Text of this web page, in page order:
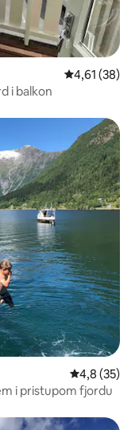
Prosječna
4,61 (38)
i balkon
Prosječna
4,8 (35)
i pristupom fjordu